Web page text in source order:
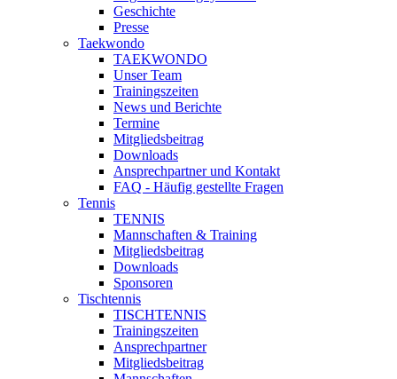
Geschichte
Presse
Taekwondo
TAEKWONDO
Unser Team
Trainingszeiten
News und Berichte
Termine
Mitgliedsbeitrag
Downloads
Ansprechpartner und Kontakt
FAQ - Häufig gestellte Fragen
Tennis
TENNIS
Mannschaften & Training
Mitgliedsbeitrag
Downloads
Sponsoren
Tischtennis
TISCHTENNIS
Trainingszeiten
Ansprechpartner
Mitgliedsbeitrag